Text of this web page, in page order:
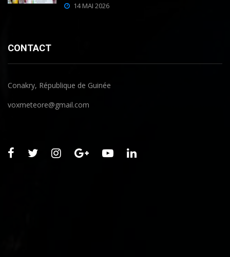
14 MAI 2026
CONTACT
Conakry, République de Guinée
voxmeteore@gmail.com